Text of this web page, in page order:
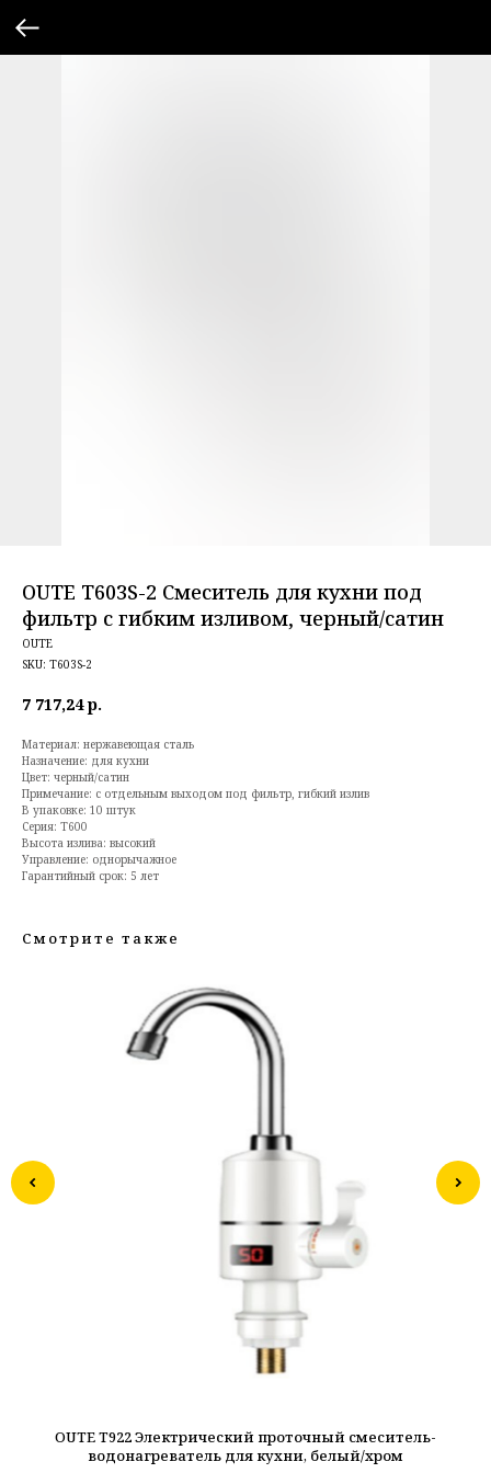
OUTE T603S-2 Смеситель для кухни под
фильтр с гибким изливом, черный/сатин
OUTE
SKU: T603S-2
7 717,24 р.
Материал: нержавеющая сталь
Назначение: для кухни
Цвет: черный/сатин
Примечание: с отдельным выходом под фильтр, гибкий излив
В упаковке: 10 штук
Серия: T600
Высота излива: высокий
Управление: однорычажное
Гарантийный срок: 5 лет
Смотрите также
OUTE T922 Электрический проточный смеситель-
водонагреватель для кухни, белый/хром